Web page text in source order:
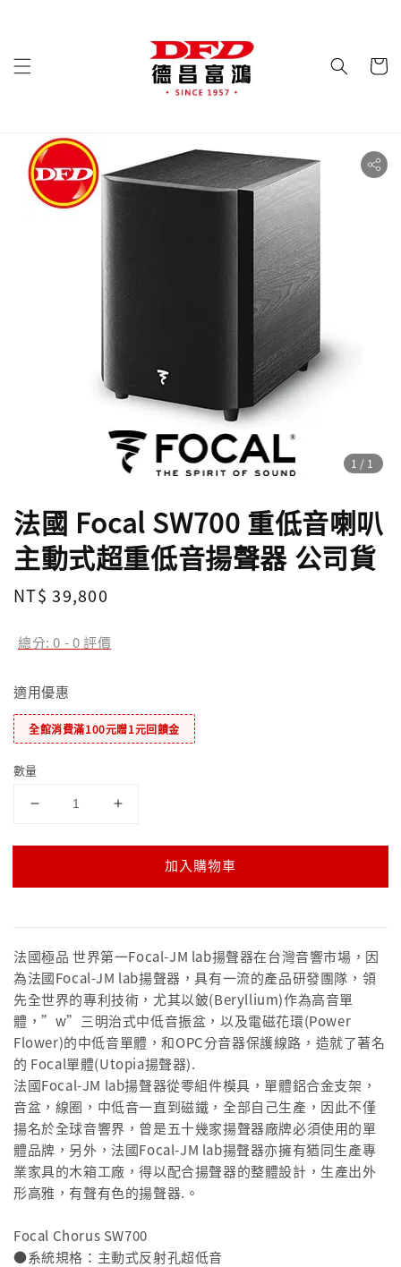
1 /1
法國 Focal SW700 重低音喇叭
主動式超重低音揚聲器 公司貨
Regular
NT$ 39,800
總分:0 -0評價
適用優惠
全館消費滿100元贈1元回饋金
數量
加入購物車
法國極品 世界第一Focal-JM lab揚聲器在台灣音響市場，因
為法國Focal-JM lab揚聲器，具有一流的產品研發團隊，領
先全世界的專利技術，尤其以鈹(Beryllium)作為高音單
體，”w”三明治式中低音振盆，以及電磁花環(Power
Flower)的中低音單體，和OPC分音器保護線路，造就了著名
的 Focal單體(Utopia揚聲器).
法國Focal-JM lab揚聲器從零組件模具，單體鋁合金支架，
音盆，線圈，中低音一直到磁鐵，全部自己生產，因此不僅
揚名於全球音響界，曾是五十幾家揚聲器廠牌必須使用的單
體品牌，另外，法國Focal-JM lab揚聲器亦擁有猶同生產專
業家具的木箱工廠，得以配合揚聲器的整體設計，生產出外
形高雅，有聲有色的揚聲器.。
Focal Chorus SW700
●系統規格：主動式反射孔超低音